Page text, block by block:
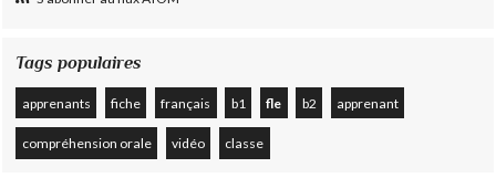
Tags populaires
apprenants fiche français b1 fle b2 apprenant
compréhension orale vidéo classe